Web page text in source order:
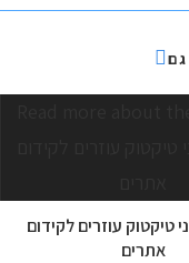
טיקטוק עוזרים לקידום
אתרים